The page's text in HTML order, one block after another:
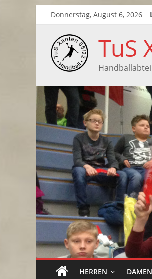
Donnerstag, August 6, 2026
TuS
HERREN DAMEN